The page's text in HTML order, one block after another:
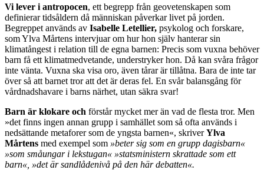
Vi lever i antropocen, ett begrepp från geovetenskapen som
definierar tidsåldern då människan påverkar livet på jorden.
Begreppet används av Isabelle Letellier, psykolog och forskare,
som Ylva Mårtens intervjuar om hur hon själv hanterar sin
klimatångest i relation till de egna barnen: Precis som vuxna behöver
barn få ett klimatmedvetande, understryker hon. Då kan svåra frågor
inte vänta. Vuxna ska visa oro, även tårar är tillåtna. Bara de inte tar
över så att barnet tror att det är deras fel. En svår balansgång för
vårdnadshavare i barns närhet, utan säkra svar!
Barn är klokare och förstår mycket mer än vad de flesta tror. Men
»det finns ingen annan grupp i samhället som så ofta används i
nedsättande metaforer som de yngsta barnen«, skriverYlva
Mårtens med exempel som »beter sig som en grupp dagisbarn«
»som småungar i lekstugan« »statsministern skrattade som ett
barn«, »det är sandlådenivå på den här debatten«.